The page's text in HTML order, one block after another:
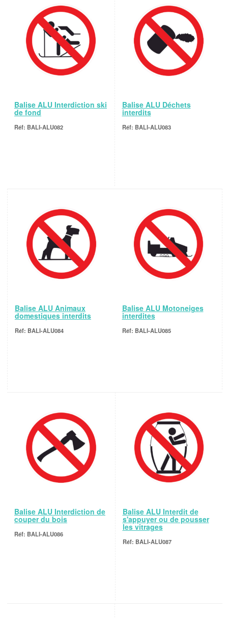
Balise ALU Interdiction ski
de fond
BALI-ALU082
Balise ALU Déchets
interdits
BALI-ALU083
Balise ALU Animaux
domestiques interdits
BALI-ALU084
Balise ALU Motoneiges
interdites
BALI-ALU085
Balise ALU Interdiction de
couper du bois
BALI-ALU086
Balise ALU Interdit de
s'appuyer ou de pousser
les vitrages
BALI-ALU087